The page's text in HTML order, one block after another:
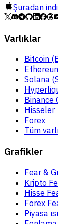
Şuradan
Varlıklar
Bitcoin
Solana
Binance
Hisseler
Forex
Tüm
Grafikler
Fear &
Kripto
Hisse
Forex
Piyasa